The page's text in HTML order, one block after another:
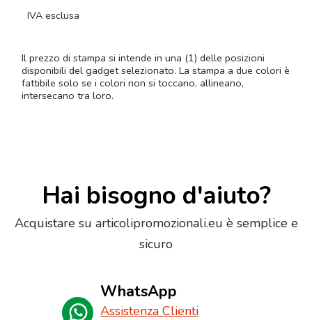
IVA esclusa
Il prezzo di stampa si intende in una (1) delle posizioni
disponibili del gadget selezionato. La stampa a due colori è
fattibile solo se i colori non si toccano, allineano,
intersecano tra loro.
Hai bisogno d'aiuto?
Acquistare su articolipromozionali.eu è semplice e
sicuro
WhatsApp
Assistenza Clienti